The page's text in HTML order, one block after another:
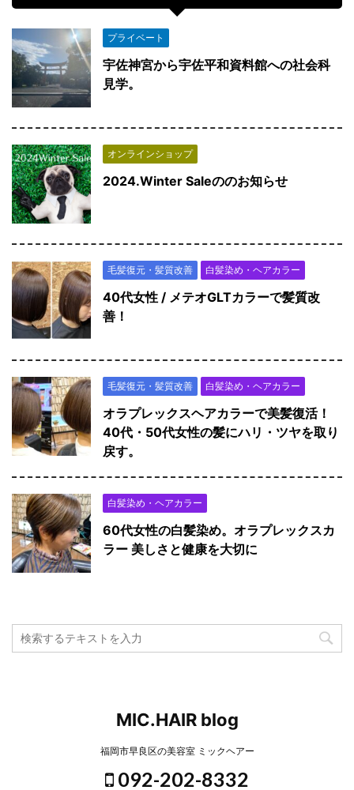
プライベート
宇佐神宮から宇佐平和資料館への社会科
見学。
オンラインショップ
2024.Winter Saleののお知らせ
毛髪復元・髪質改善 白髪染め・ヘアカラー
40代女性 / メテオGLTカラーで髪質改
善！
毛髪復元・髪質改善 白髪染め・ヘアカラー
オラプレックスヘアカラーで美髪復活！
40代・50代女性の髪にハリ・ツヤを取り
戻す。
白髪染め・ヘアカラー
60代女性の白髪染め。オラプレックスカ
ラー 美しさと健康を大切に
MIC.HAIR blog
福岡市早良区の美容室 ミックヘアー
092-202-8332